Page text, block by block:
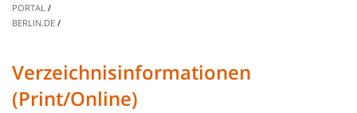
PORTAL
BERLIN.DE
Verzeichnisinformationen
(Print/Online)